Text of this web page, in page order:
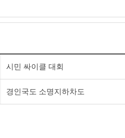
시민 싸이클 대회
경인국도 소명지하차도